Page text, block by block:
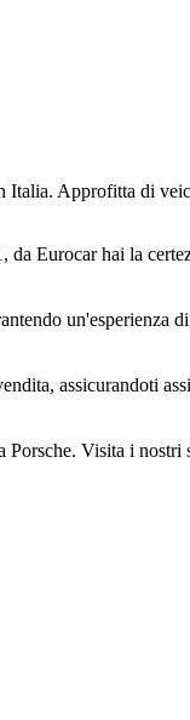
Approfitta di
Eurocar hai la
un'esperienza
assicurandoti
Visita i nostri